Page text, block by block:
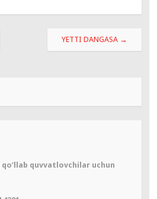
YETTI DANGASA →
quvvatlovchilar uchun